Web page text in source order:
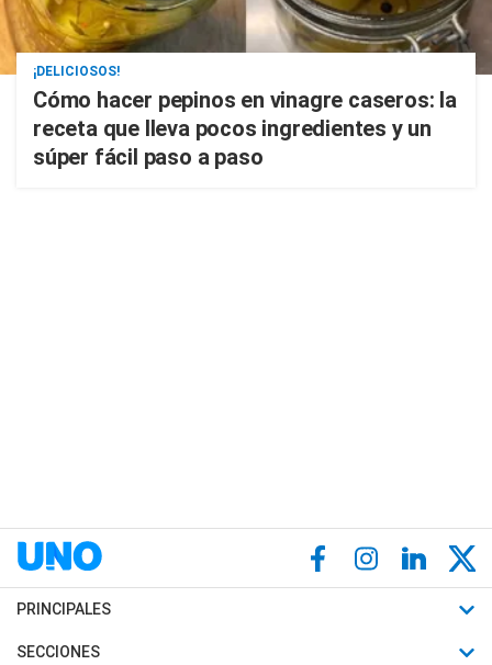
¡DELICIOSOS!
Cómo hacer pepinos en vinagre caseros: la
receta que lleva pocos ingredientes y un
súper fácil paso a paso
PRINCIPALES
Últimas Noticias
SECCIONES